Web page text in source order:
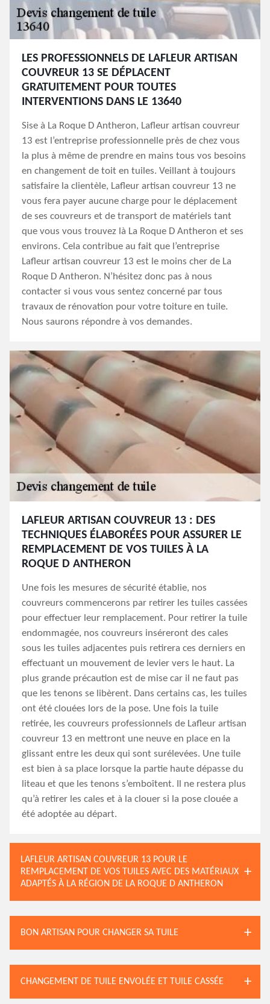
LES PROFESSIONNELS DE LAFLEUR ARTISAN
COUVREUR 13 SE DÉPLACENT
GRATUITEMENT POUR TOUTES
INTERVENTIONS DANS LE 13640
Sise à La Roque D Antheron, Lafleur artisan couvreur
13 est l’entreprise professionnelle près de chez vous
la plus à même de prendre en mains tous vos besoins
en changement de toit en tuiles. Veillant à toujours
satisfaire la clientèle, Lafleur artisan couvreur 13 ne
vous fera payer aucune charge pour le déplacement
de ses couvreurs et de transport de matériels tant
que vous vous trouvez là La Roque D Antheron et ses
environs. Cela contribue au fait que l’entreprise
Lafleur artisan couvreur 13 est le moins cher de La
Roque D Antheron. N’hésitez donc pas à nous
contacter si vous vous sentez concerné par tous
travaux de rénovation pour votre toiture en tuile.
Nous saurons répondre à vos demandes.
LAFLEUR ARTISAN COUVREUR 13 : DES
TECHNIQUES ÉLABORÉES POUR ASSURER LE
REMPLACEMENT DE VOS TUILES À LA
ROQUE D ANTHERON
Une fois les mesures de sécurité établie, nos
couvreurs commencerons par retirer les tuiles cassées
pour effectuer leur remplacement. Pour retirer la tuile
endommagée, nos couvreurs inséreront des cales
sous les tuiles adjacentes puis retirera ces derniers en
effectuant un mouvement de levier vers le haut. La
plus grande précaution est de mise car il ne faut pas
que les tenons se libèrent. Dans certains cas, les tuiles
ont été clouées lors de la pose. Une fois la tuile
retirée, les couvreurs professionnels de Lafleur artisan
couvreur 13 en mettront une neuve en place en la
glissant entre les deux qui sont surélevées. Une tuile
est bien à sa place lorsque la partie haute dépasse du
liteau et que les tenons s’emboîtent. Il ne restera plus
qu’à retirer les cales et à la clouer si la pose clouée a
été adoptée au départ.
LAFLEUR ARTISAN COUVREUR 13 POUR LE
REMPLACEMENT DE VOS TUILES AVEC DES MATÉRIAUX
ADAPTÉS À LA RÉGION DE LA ROQUE D ANTHERON
BON ARTISAN POUR CHANGER SA TUILE
CHANGEMENT DE TUILE ENVOLÉE ET TUILE CASSÉE